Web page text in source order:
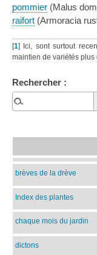
pommier (Malus
raifort (Armoracia
[1] Ici, sont surtout
maintien de variétés plus
Rechercher :
brèves de la drève
Index des plantes
chaque mois du jardin
dictons